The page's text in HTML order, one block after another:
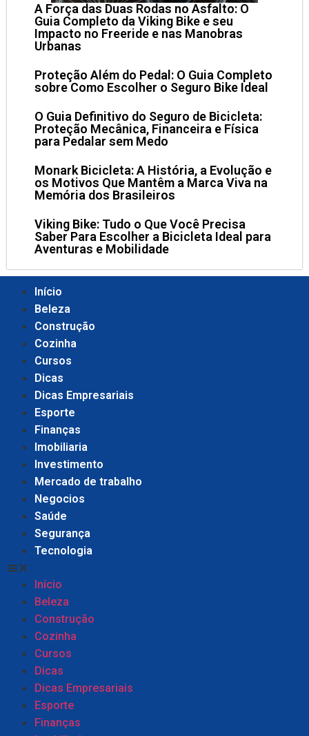
A Força das Duas Rodas no Asfalto: O
Guia Completo da Viking Bike e seu
Impacto no Freeride e nas Manobras
Urbanas
Proteção Além do Pedal: O Guia Completo
sobre Como Escolher o Seguro Bike Ideal
O Guia Definitivo do Seguro de Bicicleta:
Proteção Mecânica, Financeira e Física
para Pedalar sem Medo
Monark Bicicleta: A História, a Evolução e
os Motivos Que Mantêm a Marca Viva na
Memória dos Brasileiros
Viking Bike: Tudo o Que Você Precisa
Saber Para Escolher a Bicicleta Ideal para
Aventuras e Mobilidade
Início
Beleza
Construção
Cozinha
Cursos
Dicas
Dicas Empresariais
Esporte
Finanças
Imobiliaria
Investimento
Mercado de trabalho
Negocios
Saúde
Segurança
Tecnologia
Início
Beleza
Construção
Cozinha
Cursos
Dicas
Dicas Empresariais
Esporte
Finanças